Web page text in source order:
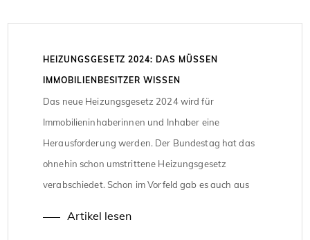
HEIZUNGSGESETZ 2024: DAS MÜSSEN
IMMOBILIENBESITZER WISSEN
Das neue Heizungsgesetz 2024 wird für
Immobilieninhaberinnen und Inhaber eine
Herausforderung werden. Der Bundestag hat das
ohnehin schon umstrittene Heizungsgesetz
verabschiedet. Schon im Vorfeld gab es auch aus
Artikel lesen